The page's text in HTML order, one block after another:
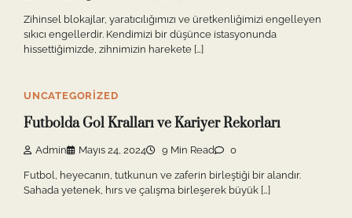
Zihinsel blokajlar, yaratıcılığımızı ve üretkenliğimizi engelleyen
sıkıcı engellerdir. Kendimizi bir düşünce istasyonunda
hissettiğimizde, zihnimizin harekete […]
UNCATEGORIZED
Futbolda Gol Kralları ve Kariyer Rekorları
Admin Mayıs 24, 2024 9 Min Read 0
Futbol, heyecanın, tutkunun ve zaferin birleştiği bir alandır.
Sahada yetenek, hırs ve çalışma birleşerek büyük […]